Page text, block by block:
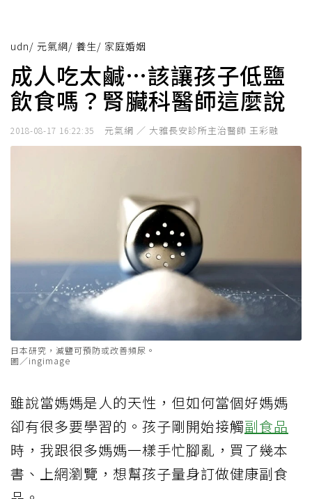
udn/ 元氣網/ 養生/ 家庭婚姻
成人吃太鹹…該讓孩子低鹽
飲食嗎？腎臟科醫師這麼說
2018-08-17 16:22:35 元氣網 ／ 大雅長安診所主治醫師 王彩融
日本研究，減鹽可預防或改善頻尿。
圖／ingimage
雖說當媽媽是人的天性，但如何當個好媽媽
卻有很多要學習的。孩子剛開始接觸副食品
時，我跟很多媽媽一樣手忙腳亂，買了幾本
書、上網瀏覽，想幫孩子量身訂做健康副食